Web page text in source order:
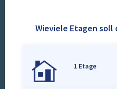
Wieviele Etagen soll
1 Etage